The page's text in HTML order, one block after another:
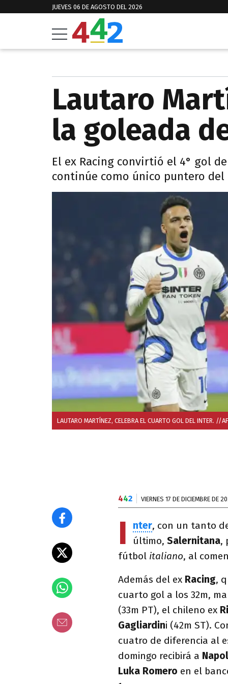
JUEVES 06 DE AGOSTO DEL 2026
Lautaro
la goleada
El ex Racing convirtió el 4° gol
continúe como único puntero del
LAUTARO MARTÍNEZ, CELEBRA EL CUARTO GOL DEL INTER. //
442 VIERNES 17 DE DICIEMBRE DE
I nter, con un tanto
último, Salernitana,
fútbol italiano, al
Además del ex Racing,
cuarto gol a los 32m,
(33m PT), el chileno ex
Gagliardini (42m ST).
cuatro de diferencia al
domingo recibirá a
Luka Romero en el